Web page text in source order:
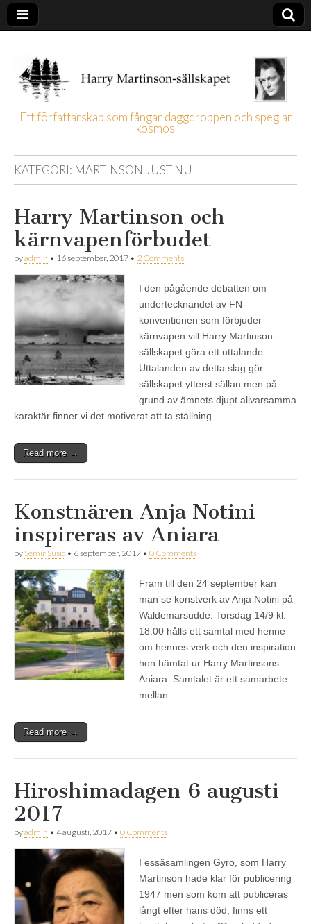
Harry
Martinson-
sällskapet
Ett författarskap som fångar daggdroppen och speglar
kosmos
KATEGORI: MARTINSON JUST NU
Harry Martinson och
kärnvapenförbudet
byadmin • 16 september, 2017 • 2 Comments
I den pågående debatten om
undertecknandet av FN-
konventionen som förbjuder
kärnvapen vill Harry Martinson-
sällskapet göra ett uttalande.
Uttalanden av detta slag gör
sällskapet ytterst sällan men på
grund av ämnets djupt allvarsamma
karaktär finner vi det motiverat att ta ställning.…
Read more →
Konstnären Anja Notini
inspireras av Aniara
by Semir Susic • 6 september, 2017 • 0 Comments
Fram till den 24 september kan
man se konstverk av Anja Notini på
Waldemarsudde. Torsdag 14/9 kl.
18.00 hålls ett samtal med henne
om hennes verk och den inspiration
hon hämtat ur Harry Martinsons
Aniara. Samtalet är ett samarbete
mellan…
Read more →
Hiroshimadagen 6 augusti
2017
byadmin • 4 augusti, 2017 • 0 Comments
I essäsamlingen Gyro, som Harry
Martinson hade klar för publicering
1947 men som kom att publiceras
långt efter hans död, finns ett